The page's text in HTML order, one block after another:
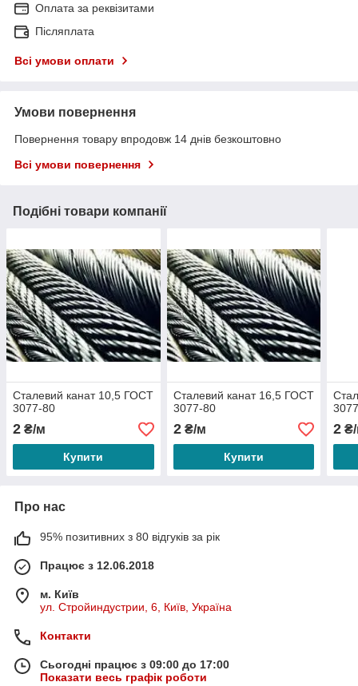
Оплата за реквізитами
Післяплата
Всі умови оплати
Умови повернення
Повернення товару впродовж 14 днів безкоштовно
Всі умови повернення
Подібні товари компанії
Сталевий канат 10,5 ГОСТ
3077-80
2 ₴/м
Купити
Сталевий канат 16,5 ГОСТ
3077-80
2₴/м
Купити
2
Про нас
95% позитивних з 80 відгуків за рік
Працює з 12.06.2018
м. Київ
ул. Стройиндустрии, 6, Київ, Україна
Контакти
Сьогодні працює з 09:00 до 17:00
Показати весь графік роботи